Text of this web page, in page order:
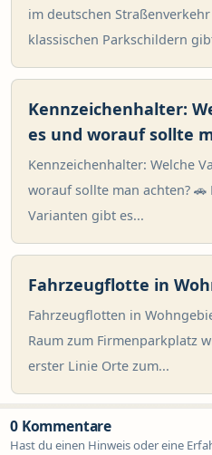
im deutschen
klassischen Parkschildern
Kennzeichenhalter:
es und worauf sollte
Kennzeichenhalter: Welche
worauf sollte man achten?
Varianten gibt es...
Fahrzeugflotte in
Fahrzeugflotten in
Raum zum Firmenparkplatz
erster Linie Orte zum...
0 Kommentare
Hast du einen Hinweis oder eine